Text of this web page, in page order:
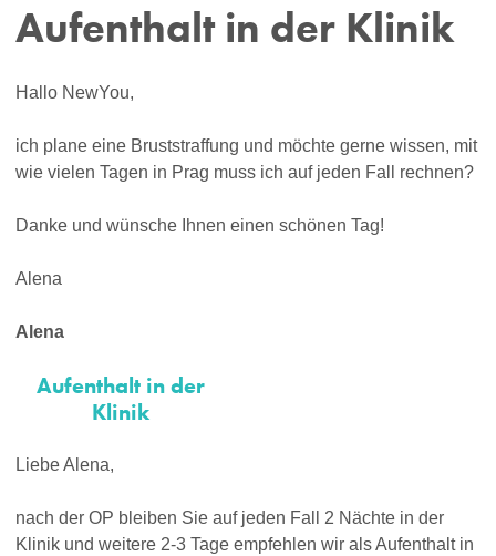
Aufenthalt in der Klinik
Hallo NewYou,
ich plane eine Bruststraffung und möchte gerne wissen, mit
wie vielen Tagen in Prag muss ich auf jeden Fall rechnen?
Danke und wünsche Ihnen einen schönen Tag!
Alena
Alena
Aufenthalt in der
Klinik
Liebe Alena,
nach der OP bleiben Sie auf jeden Fall 2 Nächte in der
Klinik und weitere 2-3 Tage empfehlen wir als Aufenthalt in